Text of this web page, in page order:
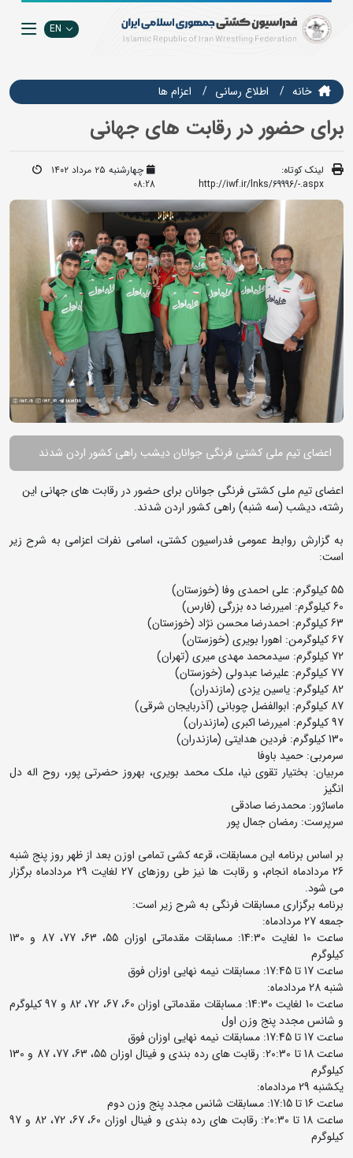
EN
خانه اطلاع رسانی اعزام ها
برای حضور در رقابت های جهانی
لینک کوتاه:
http://iwf.ir/lnks/69996/-.aspx
چهارشنبه ۲۵ مرداد ۱۴۰۲
08:28
اعضای تیم ملی کشتی فرنگی جوانان دیشب راهی کشور اردن شدند
اعضای تیم ملی کشتی فرنگی جوانان برای حضور در رقابت های جهانی این
رشته، دیشب (سه شنبه) راهی کشور اردن شدند.
به گزارش روابط عمومی فدراسیون کشتی، اسامی نفرات اعزامی به شرح زیر
است:
55 کیلوگرم: علی احمدی وفا (خوزستان)
60 کیلوگرم: امیررضا ده بزرگی (فارس)
63 کیلوگرم: احمدرضا محسن نژاد (خوزستان)
67 کیلوگرمن: اهورا بویری (خوزستان)
72 کیلوگرم: سیدمحمد مهدی میری (تهران)
77 کیلوگرم: علیرضا عبدولی (خوزستان)
82 کیلوگرم: یاسین یزدی (مازندران)
87 کیلوگرم: ابوالفضل چوبانی (آذربایجان شرقی)
97 کیلوگرم: امیررضا اکبری (مازندران)
130 کیلوگرم: فردین هدایتی (مازندران)
سرمربی: حمید باوفا
مربیان: بختیار تقوی نیا، ملک محمد بویری، بهروز حضرتی پور، روح اله دل
انگیز
ماساژور: محمدرضا صادقی
سرپرست: رمضان جمال پور
بر اساس برنامه این مسابقات، قرعه کشی تمامی اوزن بعد از ظهر روز پنج شنبه
26 مردادماه انجام، و رقابت ها نیز طی روزهای 27 لغایت 29 مردادماه برگزار
می شود.
برنامه برگزاری مسابقات فرنگی به شرح زیر است:
جمعه 27 مردادماه:
ساعت 10 لغایت 14:30: مسابقات مقدماتی اوزان 55، 63، 77، 87 و 130
کیلوگرم
ساعت 17 تا 17:45: مسابقات نیمه نهایی اوزان فوق
شنبه 28 مردادماه:
ساعت 10 لغایت 14:30: مسابقات مقدماتی اوزان 60، 67، 72، 82 و 97 کیلوگرم
و شانس مجدد پنج وزن اول
ساعت 17 تا 17:45: مسابقات نیمه نهایی اوزان فوق
ساعت 18 تا 20:30: رقابت های رده بندی و فینال اوزان 55، 63، 77، 87 و 130
کیلوگرم
یکشنبه 29 مردادماه:
ساعت 16 تا 17:15: مسابقات شانس مجدد پنج وزن دوم
ساعت 18 تا 20:30: رقابت های رده بندی و فینال اوزان 60، 67، 72، 82 و 97
کیلوگرم